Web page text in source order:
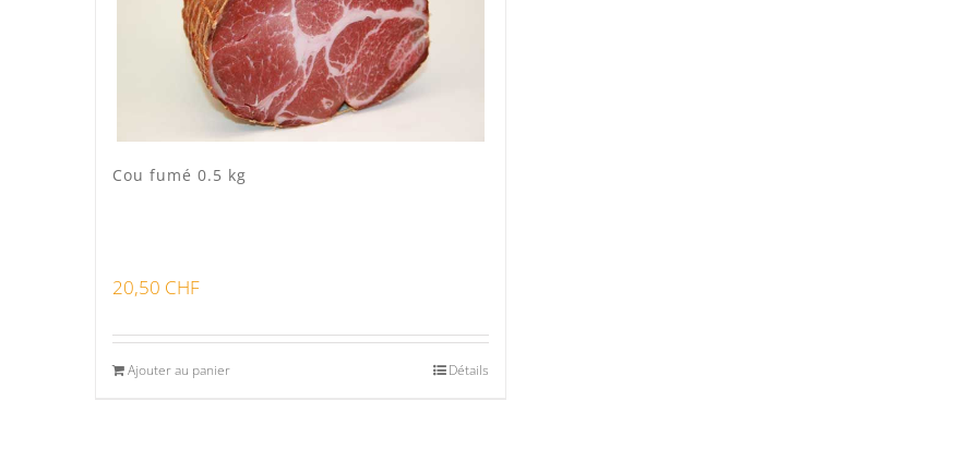
Cou fumé 0.5 kg
20,50 CHF
Ajouter au panier Détails